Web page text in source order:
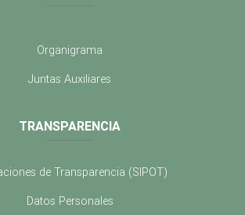
Organigrama
Juntas Auxiliares
TRANSPARENCIA
de Transparencia (SIPOT)
Datos Personales